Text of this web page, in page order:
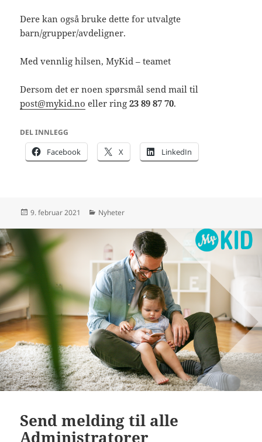
Dere kan også bruke dette for utvalgte
barn/grupper/avdeligner.
Med vennlig hilsen, MyKid – teamet
Dersom det er noen spørsmål send mail til
post@mykid.no eller ring23 89 87 70.
DEL INNLEGG
Facebook X LinkedIn
Publisert
9. februar 2021 Kategorier
Nyheter
Send melding til alle
Administratorer